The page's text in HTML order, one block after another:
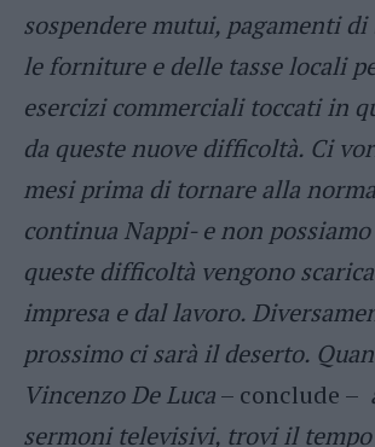
sospendere mutui, pagamenti
le forniture e delle tasse locali
esercizi commerciali toccati in
da queste nuove difficoltà. Ci
mesi prima di tornare alla
continua Nappi- e non
queste difficoltà vengono
impresa e dal lavoro.
prossimo ci sarà il deserto.
Vincenzo De Luca– conclude –
sermoni televisivi, trovi il